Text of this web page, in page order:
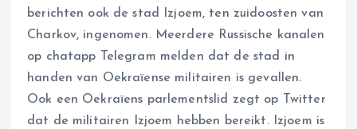
berichten ook de stad Izjoem, ten zuidoosten van
Charkov, ingenomen. Meerdere Russische kanalen
op chatapp Telegram melden dat de stad in
handen van Oekraïense militairen is gevallen.
Ook een Oekraïens parlementslid zegt op Twitter
dat de militairen Izjoem hebben bereikt. Izjoem is